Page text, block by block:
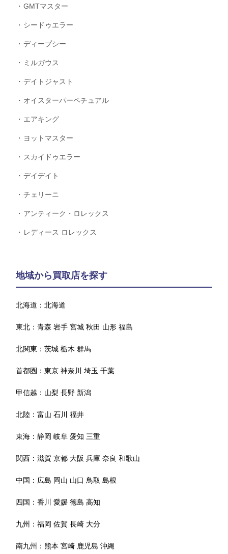
GMTマスター
シードゥエラー
ディープシー
ミルガウス
デイトジャスト
オイスターパーペチュアル
エアキング
ヨットマスター
スカイドゥエラー
デイデイト
チェリーニ
アンティーク・ロレックス
レディース ロレックス
地域から買取店を探す
北海道：北海道
東北：青森 岩手 宮城 秋田 山形 福島
北関東：茨城 栃木 群馬
首都圏：東京 神奈川 埼玉 千葉
甲信越： 山梨 長野 新潟
北陸：富山 石川 福井
東海：静岡 岐阜 愛知 三重
関西：滋賀 京都 大阪 兵庫 奈良 和歌山
中国： 広島 岡山 山口 鳥取 島根
四国：香川 愛媛 徳島 高知
九州：福岡 佐賀 長崎 大分
南九州：熊本 宮崎 鹿児島 沖縄